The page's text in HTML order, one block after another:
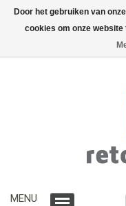
MENU
Door het gebruiken van
cookies om onze